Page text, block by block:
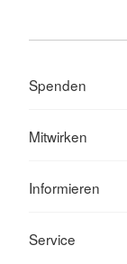
Spenden
Mitwirken
Informieren
Service